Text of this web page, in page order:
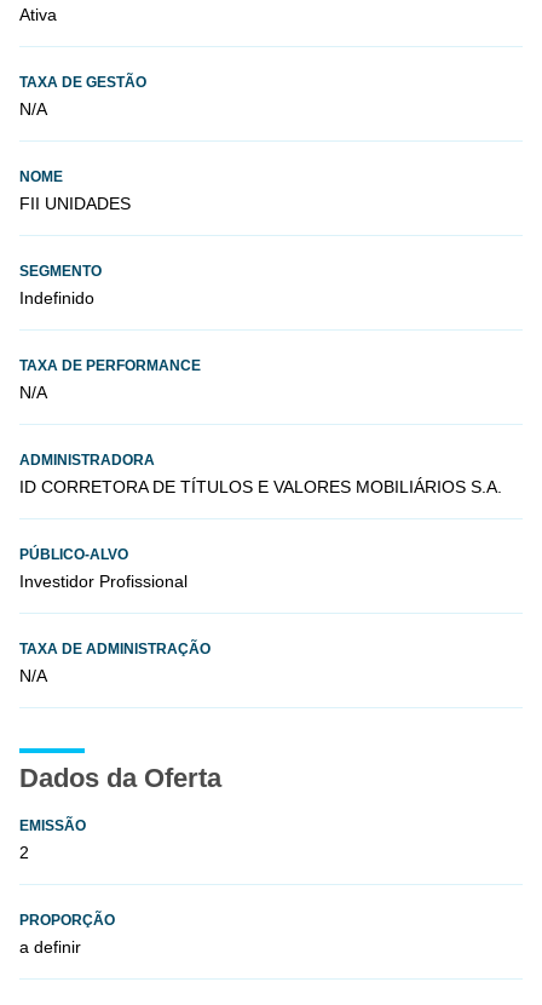
Ativa
TAXA DE GESTÃO
N/A
NOME
FII UNIDADES
SEGMENTO
Indefinido
TAXA DE PERFORMANCE
N/A
ADMINISTRADORA
ID CORRETORA DE TÍTULOS E VALORES MOBILIÁRIOS S.A.
PÚBLICO-ALVO
Investidor Profissional
TAXA DE ADMINISTRAÇÃO
N/A
Dados da Oferta
EMISSÃO
2
PROPORÇÃO
a definir